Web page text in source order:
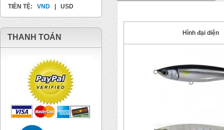
TIỀN TỆ: VND USD
THANH TOÁN Hình đại diện